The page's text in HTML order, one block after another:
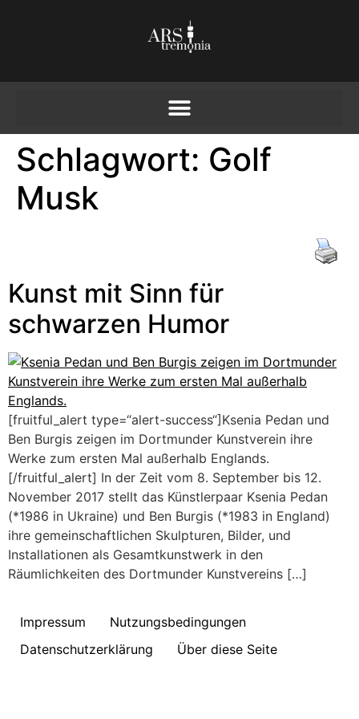
Schlagwort: Golf
Musk
Kunst mit Sinn für
schwarzen Humor
[fruitful_alert type=“alert-success“]Ksenia Pedan und
Ben Burgis zeigen im Dortmunder Kunstverein ihre
Werke zum ersten Mal außerhalb Englands.
[/fruitful_alert] In der Zeit vom 8. September bis 12.
November 2017 stellt das Künstlerpaar Ksenia Pedan
(*1986 in Ukraine) und Ben Burgis (*1983 in England)
ihre gemeinschaftlichen Skulpturen, Bilder, und
Installationen als Gesamtkunstwerk in den
Räumlichkeiten des Dortmunder Kunstvereins […]
Impressum
Nutzungsbedingungen
Datenschutzerklärung
Über diese Seite